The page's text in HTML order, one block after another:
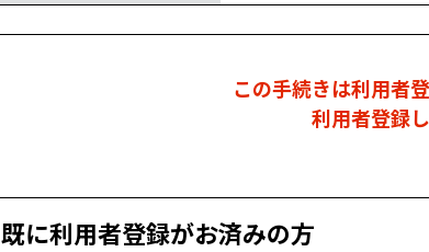
この手続きは利用者
利用者登録
既に利用者登録がお済みの方